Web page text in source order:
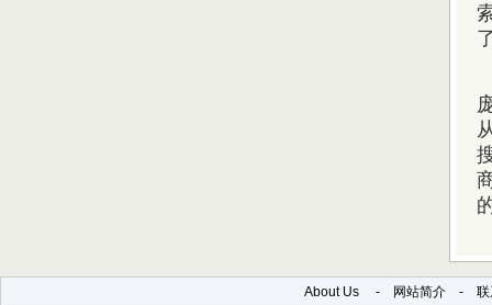
About Us - 网站简介 -